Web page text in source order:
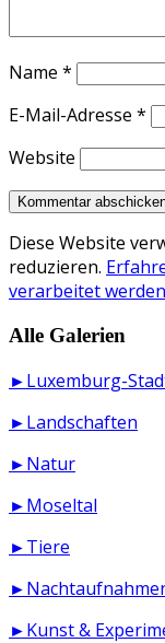
Name *
E-Mail-Adresse *
Website
Diese Website
reduzieren.
verarbeitet
Alle Galerien
►Luxemburg-
►Landschaften
►Natur
►Moseltal
►Tiere
►Kunst &